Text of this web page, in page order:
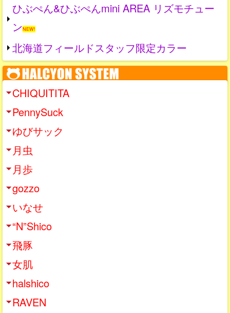
ひぶぺん&ひぶぺんmini AREA リズモチュー
ンNEW!
北海道フィールドスタッフ限定カラー
CHIQUITITA
PennySuck
ゆびサック
月虫
月歩
gozzo
いなせ
“N”Shico
飛豚
女肌
halshico
RAVEN